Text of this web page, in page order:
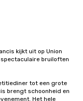
kijkt uit op Union
bruiloften
tot een grote
brengt schoonheid en
Het hele